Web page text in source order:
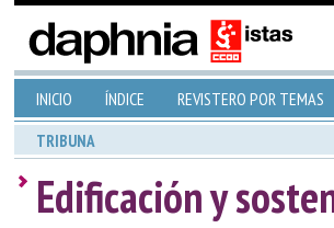
INICIO ÍNDICE REVISTERO POR TEMAS
TRIBUNA
Edificación y